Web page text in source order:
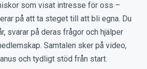
som visat intresse för oss –
på att ta steget till att bli egna. Du
svarar på deras frågor och hjälper
Samtalen sker på video,
och tydligt stöd från start.